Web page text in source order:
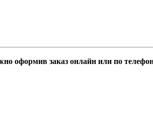
оформив заказ онлайн или по